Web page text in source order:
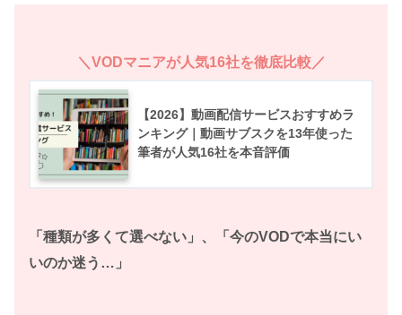
＼VODマニアが人気16社を徹底比較／
【2026】動画配信サービスおすすめラ
ンキング｜動画サブスクを13年使った
筆者が人気16社を本音評価
「種類が多くて選べない」、「今のVODで本当にい
いのか迷う…」